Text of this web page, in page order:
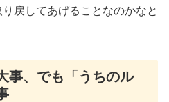
戻してあげることなのかなと
事、でも「うちのル